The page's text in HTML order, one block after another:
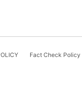
digital
Fact Check Policy